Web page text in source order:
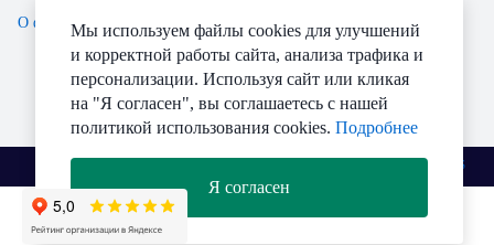
О файлах CookieМы используем файлы cookies для улучшений
и корректной работы сайта, анализа трафика и
персонализации. Используя сайт или кликая
на "Я согласен", вы соглашаетесь с нашей
политикой использования cookies. Подробнее
Я согласен